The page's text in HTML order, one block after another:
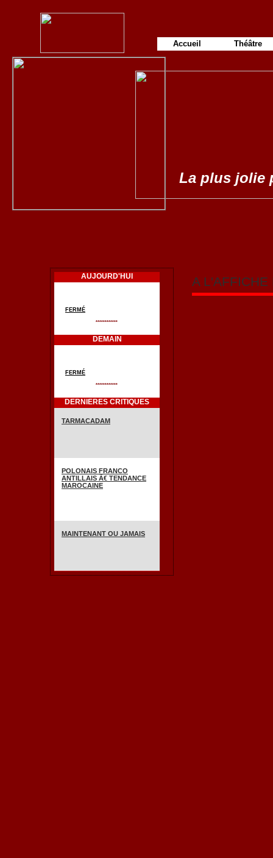
AUJOURD'HUI
FERMÉ
************
DEMAIN
FERMÉ
************
DERNIERES CRITIQUES
TARMACADAM
POLONAIS FRANCO
ANTILLAIS Ã€ TENDANCE
MAROCAINE
MAINTENANT OU JAMAIS
La plus jolie
Accueil Théâtre
A L'AFFICHE